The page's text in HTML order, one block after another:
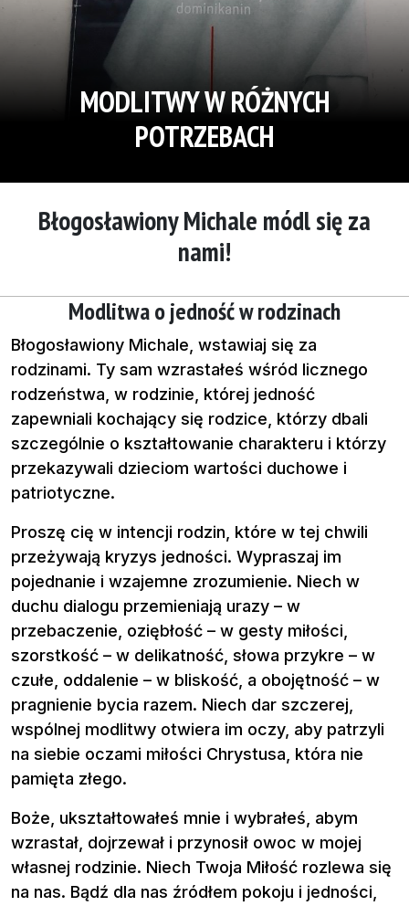
MODLITWY W RÓŻNYCH
POTRZEBACH
Błogosławiony Michale módl się za
nami!
Modlitwa o jedność w rodzinach
Błogosławiony Michale, wstawiaj się za
rodzinami. Ty sam wzrastałeś wśród licznego
rodzeństwa, w rodzinie, której jedność
zapewniali kochający się rodzice, którzy dbali
szczególnie o kształtowanie charakteru i którzy
przekazywali dzieciom wartości duchowe i
patriotyczne.
Proszę cię w intencji rodzin, które w tej chwili
przeżywają kryzys jedności. Wypraszaj im
pojednanie i wzajemne zrozumienie. Niech w
duchu dialogu przemieniają urazy – w
przebaczenie, oziębłość – w gesty miłości,
szorstkość – w delikatność, słowa przykre – w
czułe, oddalenie – w bliskość, a obojętność – w
pragnienie bycia razem. Niech dar szczerej,
wspólnej modlitwy otwiera im oczy, aby patrzyli
na siebie oczami miłości Chrystusa, która nie
pamięta złego.
Boże, ukształtowałeś mnie i wybrałeś, abym
wzrastał, dojrzewał i przynosił owoc w mojej
własnej rodzinie. Niech Twoja Miłość rozlewa się
na nas. Bądź dla nas źródłem pokoju i jedności,